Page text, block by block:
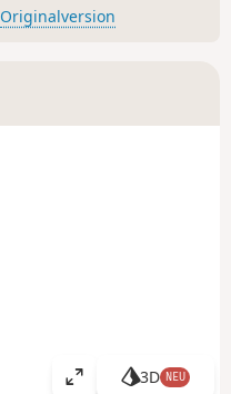
Originalversion
K
3D NEU